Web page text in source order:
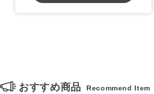
おすすめ商品 Recommend Item